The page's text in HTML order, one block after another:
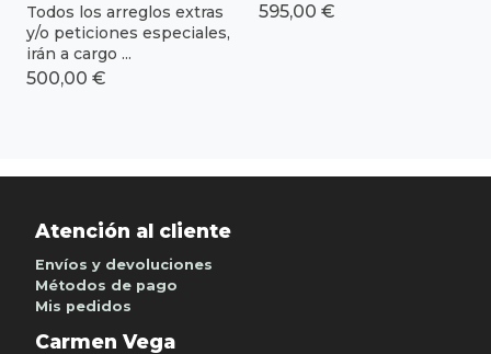
Todos los arreglos extras
y/o peticiones especiales,
irán a cargo ...
500,00 €
595,00 €
Atención al cliente
Envíos y devoluciones
Métodos de pago
Mis pedidos
Carmen Vega